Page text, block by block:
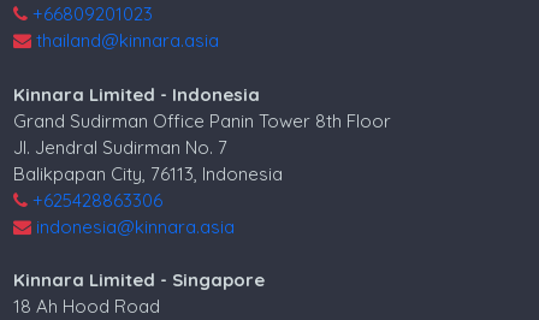
+66809201023
thailand@kinnara.asia
Kinnara Limited - Indonesia
Grand Sudirman Office Panin Tower 8th Floor
Jl. Jendral Sudirman No. 7
Balikpapan City, 76113, Indonesia
+625428863306
indonesia@kinnara.asia
Kinnara Limited - Singapore
18 Ah Hood Road